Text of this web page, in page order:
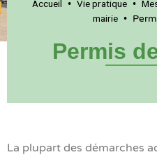
Accueil • Vie pratique •
mairie •
Permis
La plupart des démarches